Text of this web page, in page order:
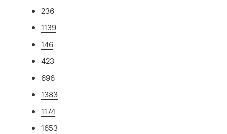
236
1139
146
423
696
1383
1174
1653